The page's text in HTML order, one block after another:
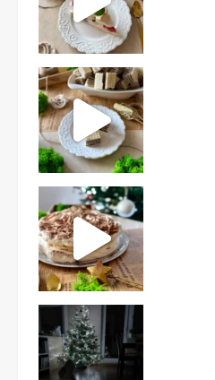
Ten deser to prawdziwy HIT PRL-u! Wafle przełożo